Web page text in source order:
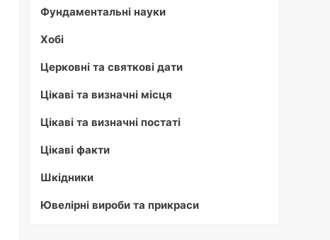
Фундаментальні науки
Хобі
Церковні та святкові дати
Цікаві та визначні місця
Цікаві та визначні постаті
Цікаві факти
Шкідники
Ювелірні вироби та прикраси